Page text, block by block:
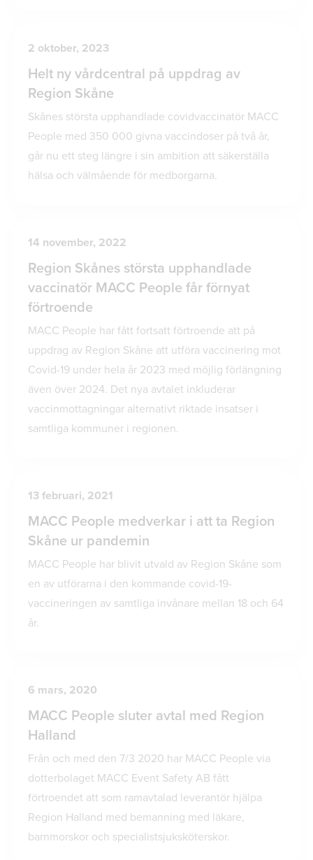
2 oktober, 2023
Helt ny vårdcentral på uppdrag av
Region Skåne
Skånes största upphandlade covidvaccinatör MACC
People med 350 000 givna vaccindoser på två år,
går nu ett steg längre i sin ambition att säkerställa
hälsa och välmående för medborgarna.
14 november, 2022
Region Skånes största upphandlade
vaccinatör MACC People får förnyat
förtroende
MACC People har fått fortsatt förtroende att på
uppdrag av Region Skåne att utföra vaccinering mot
Covid-19 under hela år 2023 med möjlig förlängning
även över 2024. Det nya avtalet inkluderar
vaccinmottagningar alternativt riktade insatser i
samtliga kommuner i regionen.
13 februari, 2021
MACC People medverkar i att ta Region
Skåne ur pandemin
MACC People har blivit utvald av Region Skåne som
en av utförarna i den kommande covid-19-
vaccineringen av samtliga invånare mellan 18 och 64
år.
6 mars, 2020
MACC People sluter avtal med Region
Halland
Från och med den 7/3 2020 har MACC People via
dotterbolaget MACC Event Safety AB fått
förtroendet att som ramavtalad leverantör hjälpa
Region Halland med bemanning med läkare,
barnmorskor och specialistsjuksköterskor.